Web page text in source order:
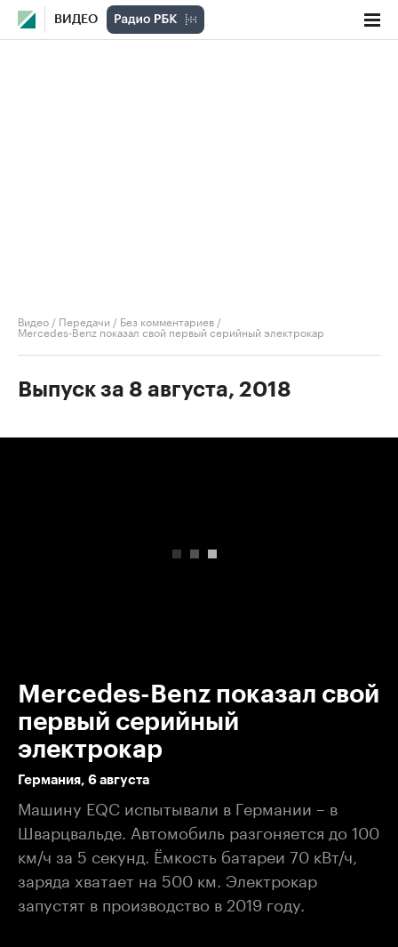
ВИДЕО
Видео / Передачи / Без комментариев /
Mercedes-Benz показал свой первый серийный электрокар
Выпуск за 8 августа, 2018
Mercedes-Benz показал свой
первый серийный
электрокар
Германия, 6 августа
Машину EQC испытывали в Германии – в
Шварцвальде. Автомобиль разгоняется до 100
км/ч за 5 секунд. Ёмкость батареи 70 кВт/ч,
заряда хватает на 500 км. Электрокар
запустят в производство в 2019 году.